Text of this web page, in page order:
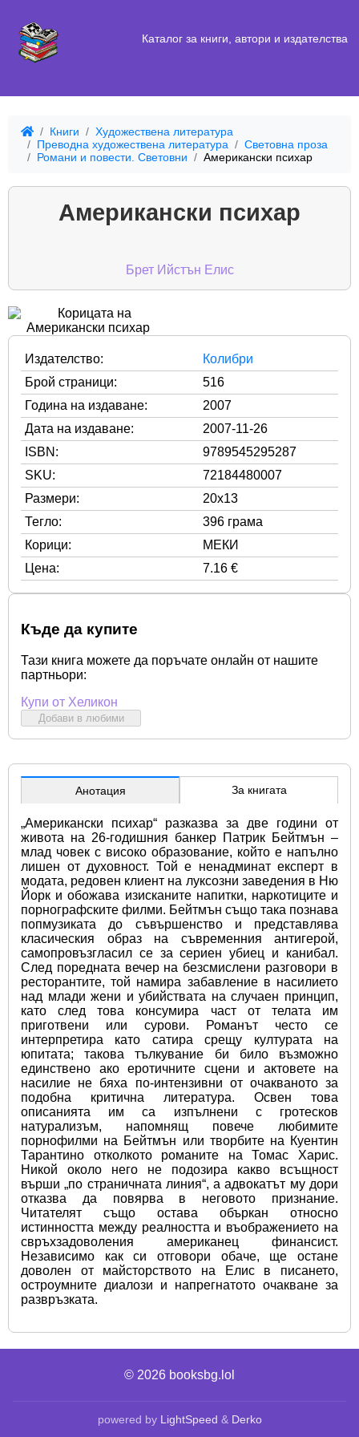
Каталог за книги, автори и издателства
Книги
Художествена литература
Преводна художествена литература
Световна проза
Романи и повести. Световни
Американски психар
Американски психар
Брет Ийстън Елис
Издателство:
Колибри
Брой страници:
516
Година на издаване:
2007
Дата на издаване:
2007-11-26
ISBN:
9789545295287
SKU:
72184480007
Размери:
20x13
Тегло:
396 грама
Корици:
МЕКИ
Цена:
7.16 €
Къде да купите
Тази книга можете да поръчате онлайн от нашите
партньори:
Купи от Хеликон
Добави в любими
Анотация За книгата
„Американски психар“ разказва за две години от
живота на 26-годишния банкер Патрик Бейтмън –
млад човек с високо образование, който е напълно
лишен от духовност. Той е ненадминат експерт в
модата, редовен клиент на луксозни заведения в Ню
Йорк и обожава изисканите напитки, наркотиците и
порнографските филми. Бейтмън също така познава
попмузиката до съвършенство и представлява
класическия образ на съвременния антигерой,
самопровъзгласил се за сериен убиец и канибал.
След поредната вечер на безсмислени разговори в
ресторантите, той намира забавление в насилието
над млади жени и убийствата на случаен принцип,
като след това консумира част от телата им
приготвени или сурови. Романът често се
интерпретира като сатира срещу културата на
юпитата; такова тълкувание би било възможно
единствено ако еротичните сцени и актовете на
насилие не бяха по-интензивни от очакваното за
подобна критична литература. Освен това
описанията им са изпълнени с гротесков
натурализъм, напомнящ повече любимите
порнофилми на Бейтмън или творбите на Куентин
Тарантино отколкото романите на Томас Харис.
Никой около него не подозира какво всъщност
върши „по страничната линия“, а адвокатът му дори
отказва да повярва в неговото признание.
Читателят също остава объркан относно
истинността между реалността и въображението на
свръхзадоволения американец финансист.
Независимо как си отговори обаче, ще остане
доволен от майсторството на Елис в писането,
остроумните диалози и напрегнатото очакване за
развръзката.
© 2026 booksbg.lol
powered by LightSpeed & Derko